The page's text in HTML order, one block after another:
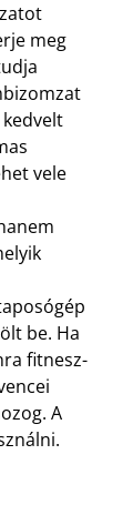
meg
vele
be. Ha
fitnesz-
A